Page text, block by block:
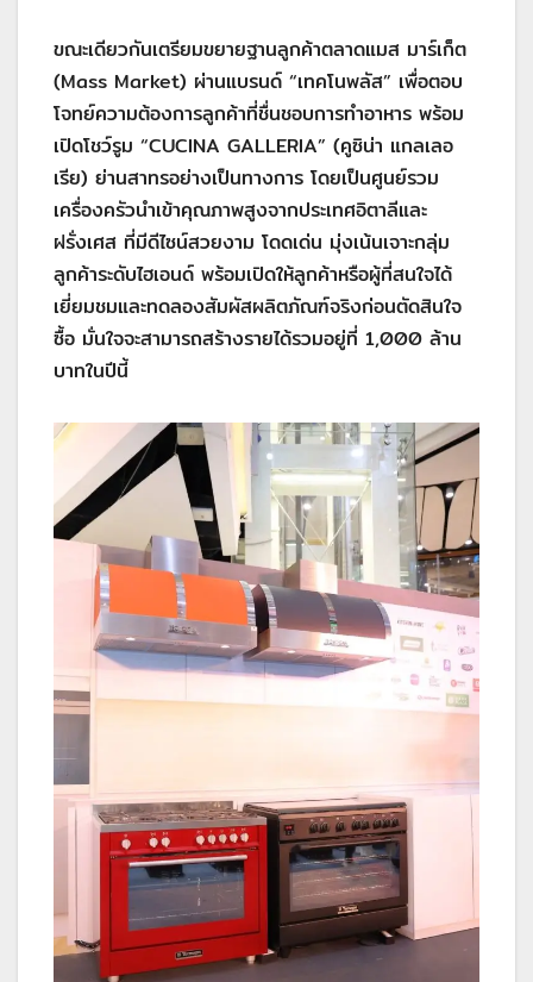
ขณะเดียวกันเตรียมขยายฐานลูกค้าตลาดแมส มาร์เก็ต
(Mass Market) ผ่านแบรนด์ “เทคโนพลัส” เพื่อตอบ
โจทย์ความต้องการลูกค้าที่ชื่นชอบการทำอาหาร พร้อม
เปิดโชว์รูม “CUCINA GALLERIA” (คูซิน่า แกลเลอ
เรีย) ย่านสาทรอย่างเป็นทางการ โดยเป็นศูนย์รวม
เครื่องครัวนำเข้าคุณภาพสูงจากประเทศอิตาลีและ
ฝรั่งเศส ที่มีดีไซน์สวยงาม โดดเด่น มุ่งเน้นเจาะกลุ่ม
ลูกค้าระดับไฮเอนด์ พร้อมเปิดให้ลูกค้าหรือผู้ที่สนใจได้
เยี่ยมชมและทดลองสัมผัสผลิตภัณฑ์จริงก่อนตัดสินใจ
ซื้อ มั่นใจจะสามารถสร้างรายได้รวมอยู่ที่ 1,000 ล้าน
บาทในปีนี้